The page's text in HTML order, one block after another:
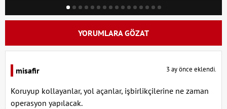
YORUMLARA GÖZAT
misafir 3 ay önce eklendi.
Koruyup kollayanlar, yol açanlar, işbirlikçilerine ne zaman
operasyon yapılacak.